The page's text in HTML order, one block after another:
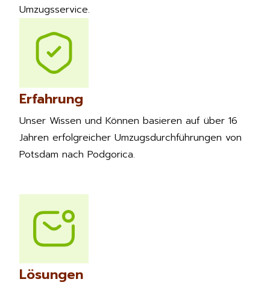
Erfahrung
Unser Wissen und Können basieren auf über 16
Jahren erfolgreicher Umzugsdurchführungen von
Potsdam nach Podgorica.
Lösungen
Umzugsservice.